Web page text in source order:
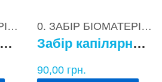
0. ЗАБІР БІОМАТЕРІАЛІВ
Забір матеріалу для бактеріологічних досліджень
0. ЗАБІР БІОМАТЕРІАЛІВ
Забір капілярної крові
90,00 грн.